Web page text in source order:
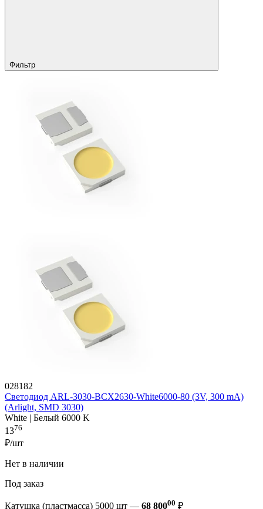
Фильтр
028182
Светодиод ARL-3030-BCX2630-White6000-80 (3V, 300 mA)
(Arlight, SMD 3030)
White | Белый 6000 K
1376
₽/шт
Нет в наличии
Под заказ
Катушка (пластмасса) 5000 шт — 68 80000 ₽